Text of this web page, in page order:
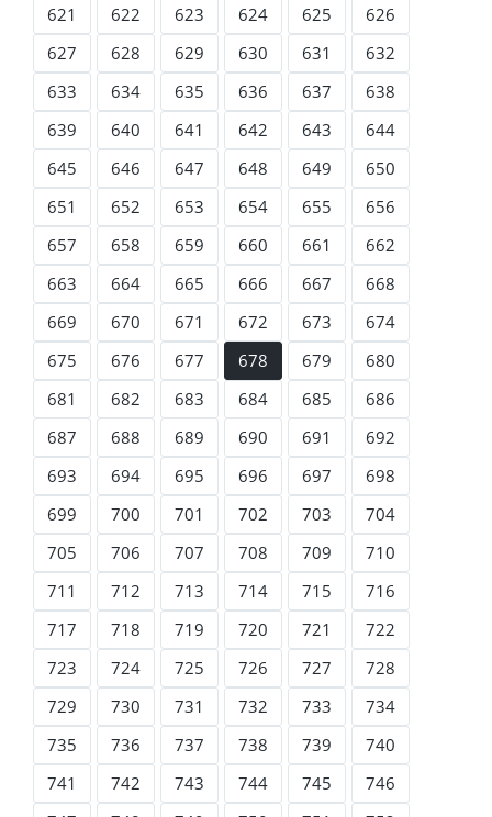
621
622 623 624 625
626
627
628 629 630 631
632
633
634 635 636 637
638
639
640 641 642 643
644
645
646 647 648 649
650
651
652 653 654 655
656
657
658 659 660 661
662
663
664 665 666 667
668
669
670 671 672 673
674
675
676 677 678 679
680
681
682 683 684 685
686
687
688 689 690 691
692
693
694 695 696 697
698
699
700 701 702 703
704
705
706 707 708 709
710
711
712 713 714 715
716
717
718 719 720 721
722
723
724 725 726 727
728
729
730 731 732 733
734
735
736 737 738 739
740
741
742 743 744 745
746